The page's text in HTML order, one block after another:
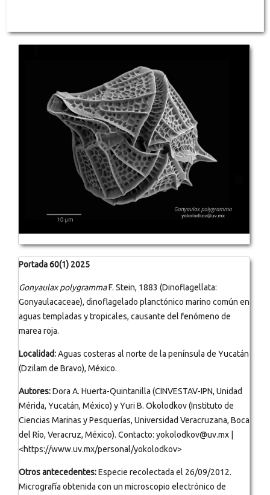
Portada 60(1) 2025
Gonyaulax polygrammaF. Stein, 1883 (Dinoflagellata:
Gonyaulacaceae), dinoflagelado planctónico marino común en
aguas templadas y tropicales, causante del fenómeno de
marea roja.
Localidad:Aguas costeras al norte de la península de Yucatán
(Dzilam de Bravo), México.
Autores:Dora A. Huerta-Quintanilla (CINVESTAV-IPN, Unidad
Mérida, Yucatán, México) y Yuri B. Okolodkov (Instituto de
Ciencias Marinas y Pesquerías, Universidad Veracruzana, Boca
del Río, Veracruz, México). Contacto: yokolodkov@uv.mx |
<https://www.uv.mx/personal/yokolodkov>
Otros antecedentes:Especie recolectada el 26/09/2012.
Micrografía obtenida con un microscopio electrónico de